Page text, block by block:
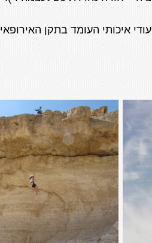
איכותי העומד בתקן האירופאי